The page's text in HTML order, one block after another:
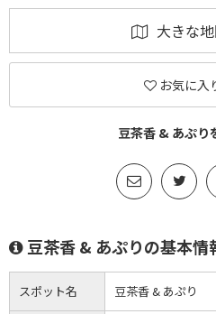
大きな
お気に入
豆茶香 & あぷり
豆茶香 & あぷりの基本情
スポット名 豆茶香 & あぷり